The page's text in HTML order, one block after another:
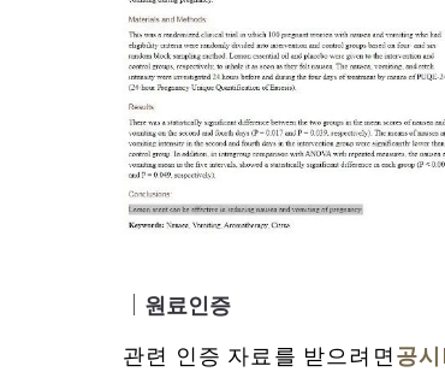
｜ 원료인증
관련 인증 자료를 받으려면공